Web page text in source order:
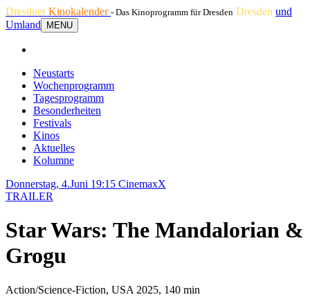
DresdnerKinokalender - Das Kinoprogramm für Dresden Dresden und
Umland
MENU
Neustarts
Wochenprogramm
Tagesprogramm
Besonderheiten
Festivals
Kinos
Aktuelles
Kolumne
Donnerstag, 4.Juni 19:15 CinemaxX
TRAILER
Star Wars: The Mandalorian &
Grogu
Action/Science-Fiction, USA 2025, 140 min